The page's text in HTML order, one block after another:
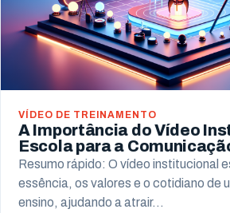
VÍDEO DE TREINAMENTO
A Importância do Vídeo
Escola para a
Resumo rápido: O vídeo institucional
essência, os valores e o cotidiano de
ensino, ajudando a atrair…